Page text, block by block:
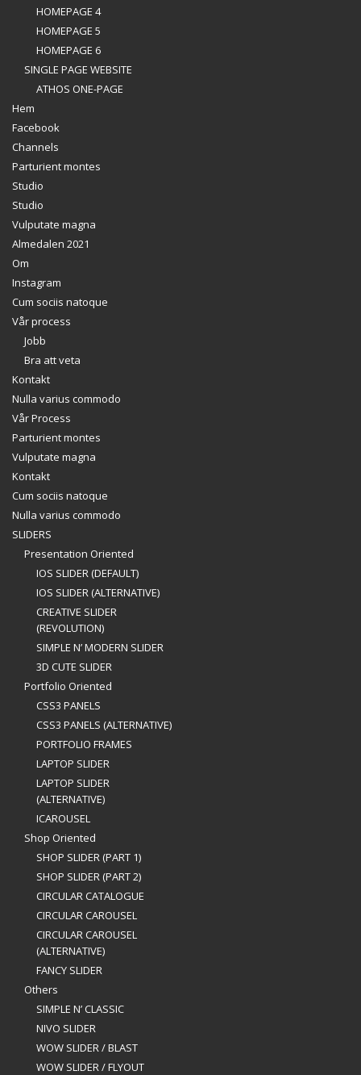
HOMEPAGE 4
HOMEPAGE 5
HOMEPAGE 6
SINGLE PAGE WEBSITE
ATHOS ONE-PAGE
Hem
Facebook
Channels
Parturient montes
Studio
Studio
Vulputate magna
Almedalen 2021
Om
Instagram
Cum sociis natoque
Vår process
Jobb
Bra att veta
Kontakt
Nulla varius commodo
Vår Process
Parturient montes
Vulputate magna
Kontakt
Cum sociis natoque
Nulla varius commodo
SLIDERS
Presentation Oriented
IOS SLIDER (DEFAULT)
IOS SLIDER (ALTERNATIVE)
CREATIVE SLIDER
(REVOLUTION)
SIMPLE N’ MODERN SLIDER
3D CUTE SLIDER
Portfolio Oriented
CSS3 PANELS
CSS3 PANELS (ALTERNATIVE)
PORTFOLIO FRAMES
LAPTOP SLIDER
LAPTOP SLIDER
(ALTERNATIVE)
ICAROUSEL
Shop Oriented
SHOP SLIDER (PART 1)
SHOP SLIDER (PART 2)
CIRCULAR CATALOGUE
CIRCULAR CAROUSEL
CIRCULAR CAROUSEL
(ALTERNATIVE)
FANCY SLIDER
Others
SIMPLE N’ CLASSIC
NIVO SLIDER
WOW SLIDER / BLAST
WOW SLIDER / FLYOUT